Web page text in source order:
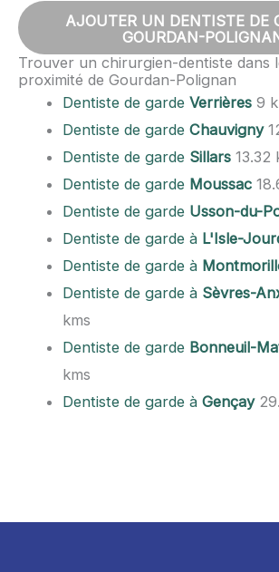
AJOUTER UN DENTISTE DE
GOURDAN-
Trouver un chirurgien-dentiste dans
proximité de Gourdan-Polignan
Dentiste de gardeVerrières 9
Dentiste de gardeChauvigny
Dentiste de garde Sillars 13.32
Dentiste de garde Moussac
Dentiste de garde Usson-du-
Dentiste de garde à L'Isle-
Dentiste de garde à
Dentiste de garde à Sèvres-
kms
Dentiste de garde Bonneuil-
kms
Dentiste de garde àGençay